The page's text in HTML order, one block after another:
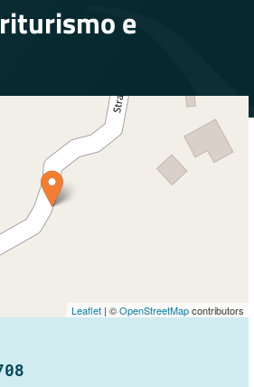
e
Leaflet | ©OpenStreetMapcontributors